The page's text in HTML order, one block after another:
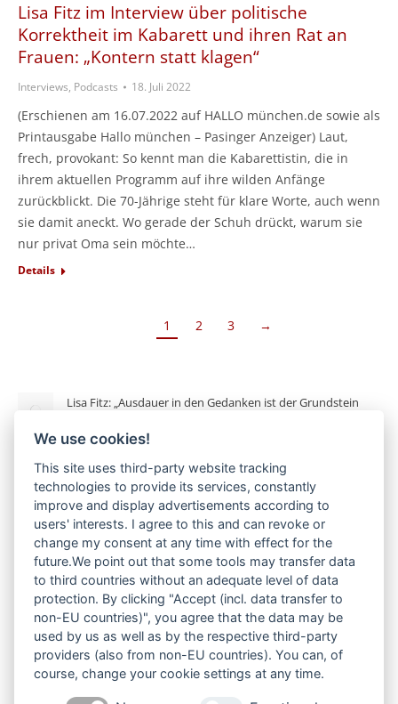
Lisa Fitz im Interview über politische
Korrektheit im Kabarett und ihren Rat an
Frauen: „Kontern statt klagen“
Interviews, Podcasts 18. Juli 2022
(Erschienen am 16.07.2022 auf HALLO münchen.de sowie als
Printausgabe Hallo münchen – Pasinger Anzeiger) Laut,
frech, provokant: So kennt man die Kabarettistin, die in
ihrem aktuellen Programm auf ihre wilden Anfänge
zurückblickt. Die 70-Jährige steht für klare Worte, auch wenn
sie damit aneckt. Wo gerade der Schuh drückt, warum sie
nur privat Oma sein möchte…
Details
1 2 3 →
Lisa Fitz: „Ausdauer in den Gedanken ist der Grundstein
22. März 2025
„Blödheit mittlerweile Standard“: Was Lisa Fitz an aktueller
Humor-Szene nervt
28. Oktober 2024
Interview mit dem Bund der Rundfunkbeitragszahler
12. Juli 2024
„Spinnert ist nicht deppert“ – Lisa Fitz im Interview über
Deppen, Fehler und Lehren
30. Juni 2024
We use cookies!
This site uses third-party website tracking
technologies to provide its services, constantly
improve and display advertisements according to
users' interests. I agree to this and can revoke or
change my consent at any time with effect for the
future.We point out that some tools may transfer data
to third countries without an adequate level of data
protection. By clicking "Accept (incl. data transfer to
non-EU countries)", you agree that the data may be
used by us as well as by the respective third-party
providers (also from non-EU countries). You can, of
course, change your cookie settings at any time.